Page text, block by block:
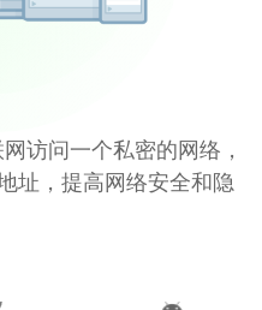
访问一个私密的网络，
址，提高网络安全和隐